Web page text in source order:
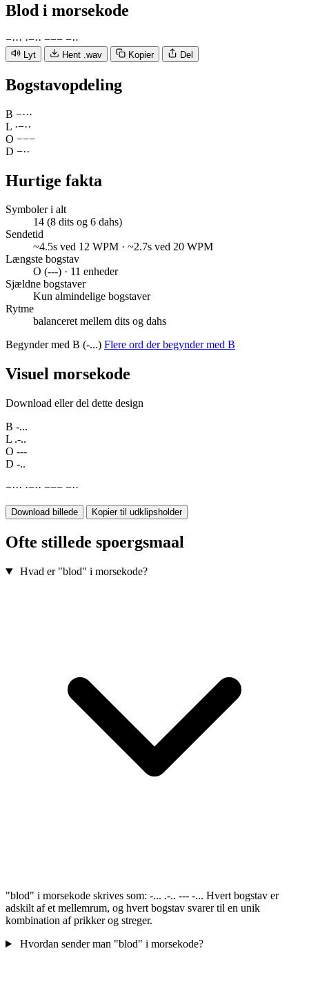
Blod i morsekode
−··· ·−·· −−− −··
Lyt Hent .wav Kopier Del
Bogstavopdeling
B −···
L ·−··
O −−−
D −··
Hurtige fakta
Symboler i alt
14 (8 dits og 6 dahs)
Sendetid
~4.5s ved 12 WPM · ~2.7s ved 20 WPM
Længste bogstav
O (---) · 11 enheder
Sjældne bogstaver
Kun almindelige bogstaver
Rytme
balanceret mellem dits og dahs
Begynder med B (-...) Flere ord der begynder med B
Visuel morsekode
Download eller del dette design
B -...
L .-..
O ---
D -..
−··· ·−·· −−− −··
Download billede Kopier til udklipsholder
Ofte stillede spoergsmaal
Hvad er "blod" i morsekode?
"blod" i morsekode skrives som: -... .-.. --- -... Hvert bogstav er
adskilt af et mellemrum, og hvert bogstav svarer til en unik
kombination af prikker og streger.
Hvordan sender man "blod" i morsekode?